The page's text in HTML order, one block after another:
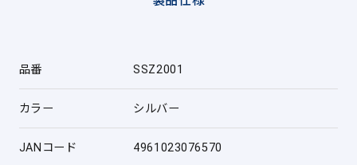
品番 SSZ2001
カラー シルバー
JANコード 4961023076570